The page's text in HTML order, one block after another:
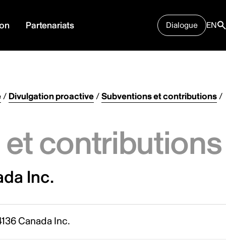
Partenariats Dialogue EN
/ Divulgation proactive/Subventions et contributions/
contributions
Inc.
Canada Inc.